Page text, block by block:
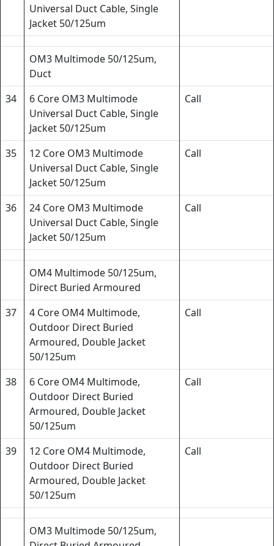
Universal Duct Cable, Single
Jacket 50/125um
OM3 Multimode 50/125um,
Duct
34
6 Core OM3 Multimode
Universal Duct Cable, Single
Jacket 50/125um
Call
35
12 Core OM3 Multimode
Universal Duct Cable, Single
Jacket 50/125um
Call
36
24 Core OM3 Multimode
Universal Duct Cable, Single
Jacket 50/125um
Call
OM4 Multimode 50/125um,
Direct Buried Armoured
37
4 Core OM4 Multimode,
Outdoor Direct Buried
Armoured, Double Jacket
50/125um
Call
38
6 Core OM4 Multimode,
Outdoor Direct Buried
Armoured, Double Jacket
50/125um
Call
39
12 Core OM4 Multimode,
Outdoor Direct Buried
Armoured, Double Jacket
50/125um
Call
OM3 Multimode 50/125um,